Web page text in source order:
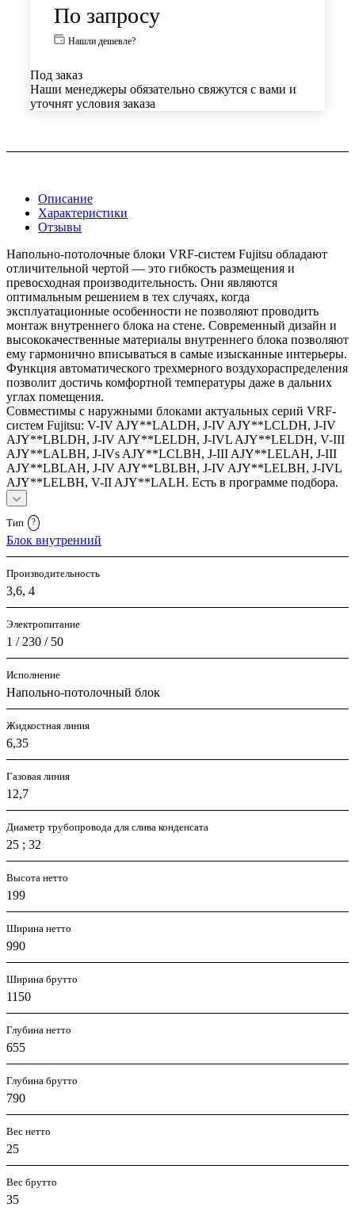
По запросу
Нашли дешевле?
Под заказ
Наши менеджеры обязательно свяжутся с вами и
уточнят условия заказа
Описание
Характеристики
Отзывы
Напольно-потолочные блоки VRF-систем Fujitsu обладают
отличительной чертой — это гибкость размещения и
превосходная производительность. Они являются
оптимальным решением в тех случаях, когда
эксплуатационные особенности не позволяют проводить
монтаж внутреннего блока на стене. Современный дизайн и
высококачественные материалы внутреннего блока позволяют
ему гармонично вписываться в самые изысканные интерьеры.
Функция автоматического трехмерного воздухораспределения
позволит достичь комфортной температуры даже в дальних
углах помещения.
Совместимы с наружными блоками актуальных серий VRF-
систем Fujitsu: V-IV AJY**LALDH, J-IV AJY**LCLDH, J-IV
AJY**LBLDH, J-IV AJY**LELDH, J-IVL AJY**LELDH, V-III
AJY**LALBH, J-IVs AJY**LCLBH, J-III AJY**LELAH, J-III
AJY**LBLAH, J-IV AJY**LBLBH, J-IV AJY**LELBH, J-IVL
AJY**LELBH, V-II AJY**LALH. Есть в программе подбора.
Тип ?
Блок внутренний
Производительность
3,6, 4
Электропитание
1 / 230 / 50
Исполнение
Напольно-потолочный блок
Жидкостная линия
6,35
Газовая линия
12,7
Диаметр трубопровода для слива конденсата
25 ; 32
Высота нетто
199
Ширина нетто
990
Ширина брутто
1150
Глубина нетто
655
Глубина брутто
790
Вес нетто
25
Вес брутто
35